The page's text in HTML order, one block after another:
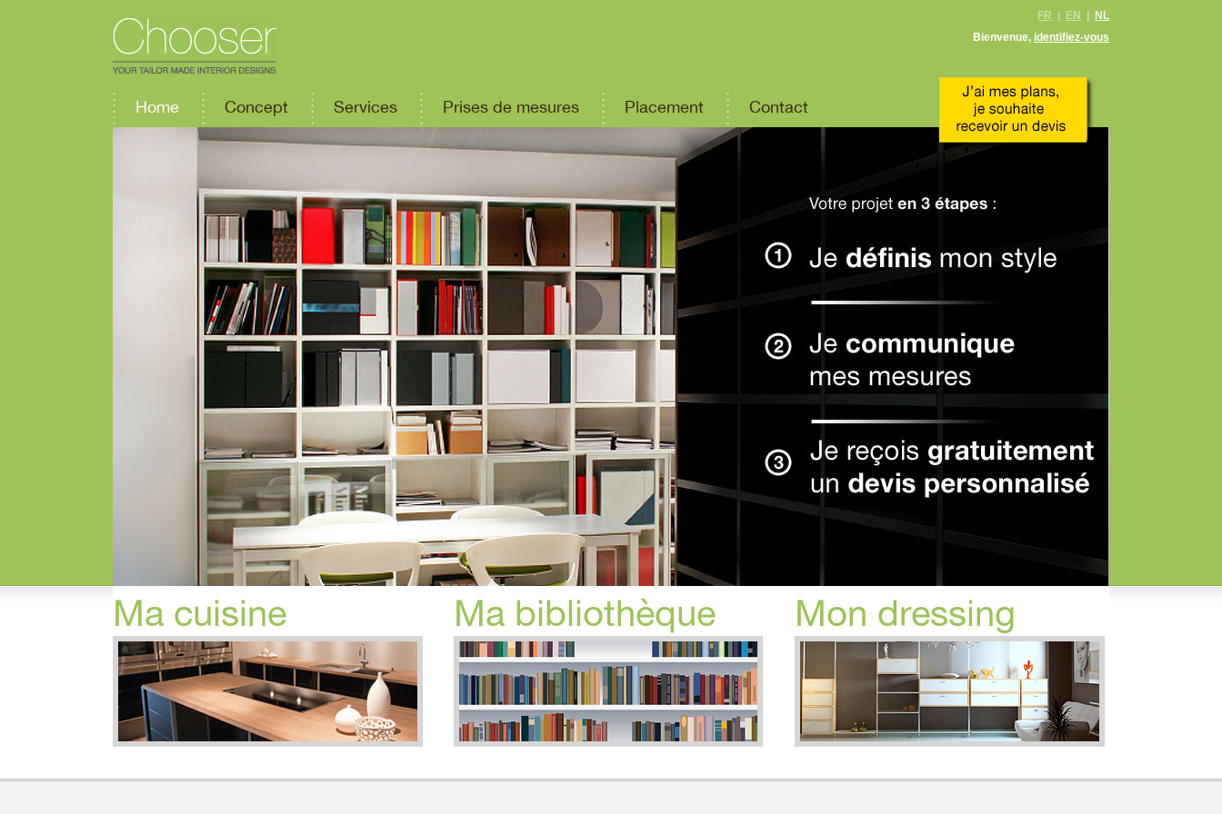
FR EN
NL
Bienvenue, identifiez-vous
Home Concept Services Prises de mesures Placement Contact
Ma cuisine Ma bibliothèque Mon dressing